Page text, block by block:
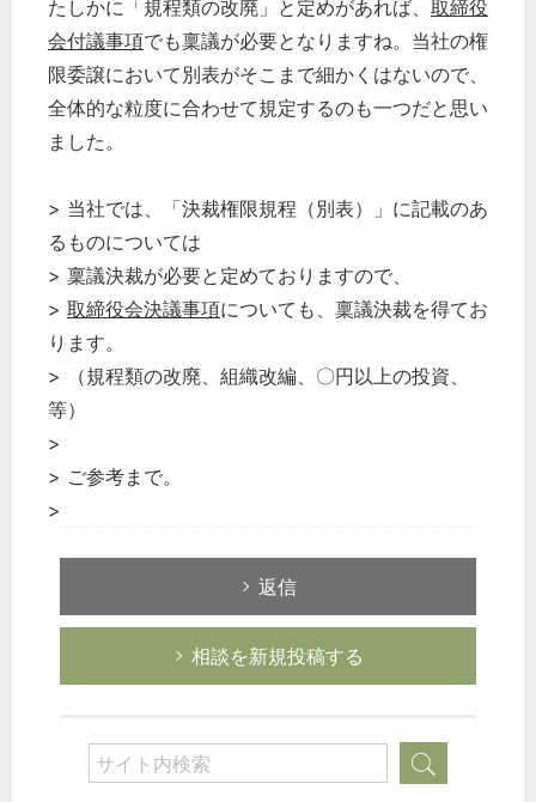
たしかに「規程類の改廃」と定めがあれば、 取締役
会付議事項でも稟議が必要となりますね。当社の権
限委譲において別表がそこまで細かくはないので、
全体的な粒度に合わせて規定するのも一つだと思い
ました。
> 当社では、「決裁権限規程（別表）」に記載のあ
るものについては
> 稟議決裁が必要と定めておりますので、
> 取締役会決議事項についても、稟議決裁を得てお
ります。
> （規程類の改廃、組織改編、〇円以上の投資、
等）
>
> ご参考まで。
>
返信
相談を新規投稿する